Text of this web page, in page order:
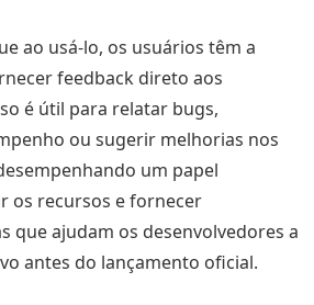
ao usá-lo, os usuários têm a
feedback direto aos
é útil para relatar bugs,
ou sugerir melhorias nos
um papel
os recursos e fornecer
que ajudam os desenvolvedores a
antes do lançamento oficial.